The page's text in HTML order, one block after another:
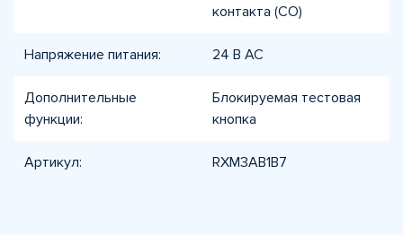
контакта (CO)
Напряжение питания: 24 В AC
Дополнительные
функции:
Блокируемая тестовая
кнопка
Артикул: RXM3AB1B7